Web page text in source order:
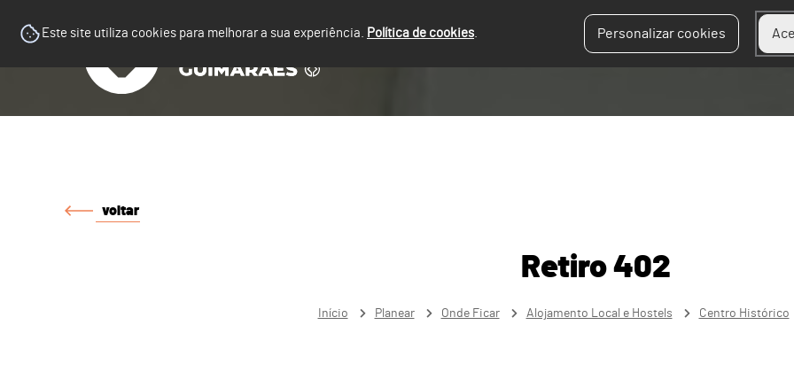
Este site utiliza cookies para melhorar a sua experiência. Política de cookies. Personalizar cookies
voltar
Retiro 402
Início Planear Onde Ficar Alojamento Local e Hostels Centro Histórico